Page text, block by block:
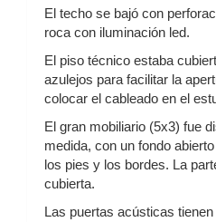
El techo se bajó con
roca con iluminación led.
El piso técnico estaba
azulejos para facilitar la
colocar el cableado en el
El gran mobiliario (5x3) fue
medida, con un fondo
los pies y los bordes. La
cubierta.
Las puertas acústicas